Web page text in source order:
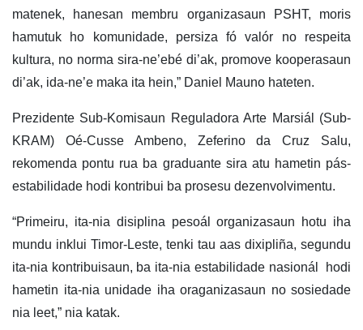
matenek, hanesan membru organizasaun PSHT, moris
hamutuk ho komunidade, persiza fó valór no respeita
kultura, no norma sira-ne’ebé di’ak, promove kooperasaun
di’ak, ida-ne’e maka ita hein,” Daniel Mauno hateten.
Prezidente Sub-Komisaun Reguladora Arte Marsiál (Sub-
KRAM) Oé-Cusse Ambeno, Zeferino da Cruz Salu,
rekomenda pontu rua ba graduante sira atu hametin pás-
estabilidade hodi kontribui ba prosesu dezenvolvimentu.
“Primeiru, ita-nia disiplina pesoál organizasaun hotu iha
mundu inklui Timor-Leste, tenki tau aas dixipliña, segundu
ita-nia kontribuisaun, ba ita-nia estabilidade nasionál hodi
hametin ita-nia unidade iha oraganizasaun no sosiedade
nia leet,” nia katak.